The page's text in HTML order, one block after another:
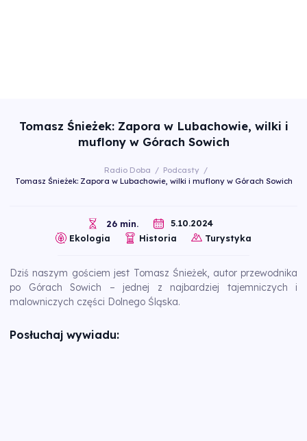
Tomasz Śnieżek: Zapora w Lubachowie, wilki i
muflony w Górach Sowich
Radio Doba / Podcasty /
Tomasz Śnieżek: Zapora w Lubachowie, wilki i muflony w Górach Sowich
26 min.
5.10.2024
Ekologia
Historia Turystyka
Dziś naszym gościem jest Tomasz Śnieżek, autor przewodnika
po Górach Sowich – jednej z najbardziej tajemniczych i
malowniczych części Dolnego Śląska.
Posłuchaj wywiadu: